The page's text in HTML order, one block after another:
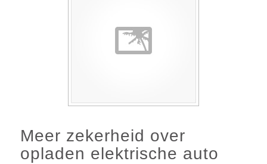
Meer zekerheid over
opladen elektrische auto